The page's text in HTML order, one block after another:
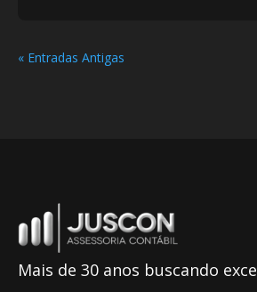
« Entradas Antigas
Mais de 30 anos buscando